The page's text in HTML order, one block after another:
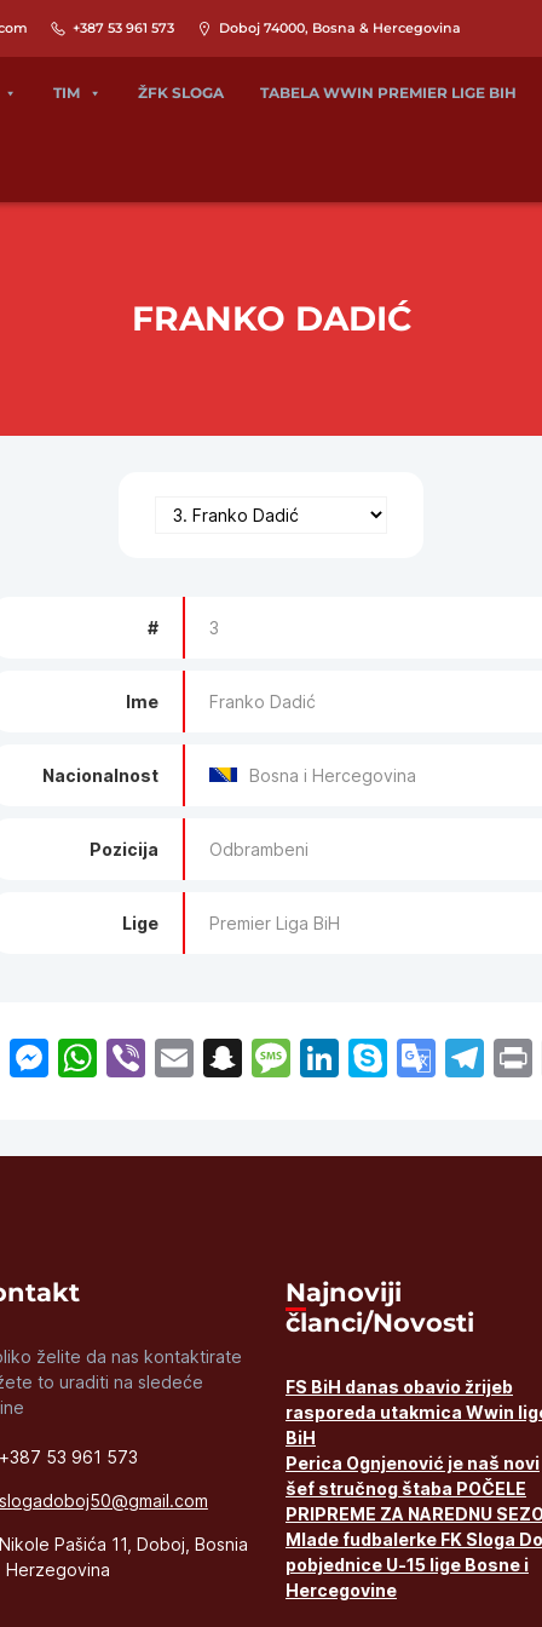
+387 53 961 573 Doboj 74000, Bosna & Hercegovina
TIM ŽFK SLOGA TABELA WWIN PREMIER LIGE BIH
FRANKO DADIĆ
# 3
Ime Franko Dadić
Nacionalnost Bosna i Hercegovina
Pozicija Odbrambeni
Lige Premier Liga BiH
Facebook
Messenger
WhatsApp
ViberEmailSnapchat
Message
LinkedIn
Skype
želite da nas kontaktirate
to uraditi na sledeće
53 961 573
Pašića 11, Doboj, Bosnia
Herzegovina
Najnoviji
članci/Novosti
FS BiH danas obavio žrijeb
rasporeda utakmica Wwin
BiH
Perica Ognjenović je naš novi
šef stručnog štaba POČELE
PRIPREME ZA NAREDNU
Mlade fudbalerke FK Sloga
pobjednice U-15 lige Bosne i
Hercegovine